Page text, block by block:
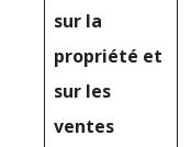
sur la
propriété et
sur les
ventes